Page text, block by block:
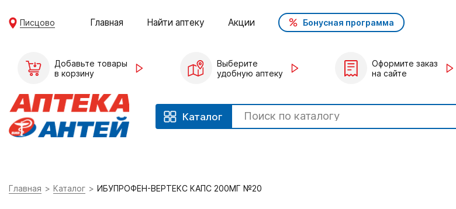
Писцово Главная Найти аптеку Акции Бонусная программа
Добавьте товары
в корзину
Выберите
удобную аптеку
Оформите заказ
на сайте
Каталог
Главная Каталог ИБУПРОФЕН-ВЕРТЕКС КАПС 200МГ №20